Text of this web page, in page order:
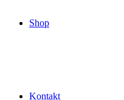
Shop
Kontakt